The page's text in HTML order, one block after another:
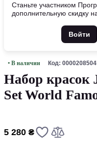
Станьте участником
дополнительную скидку
Войти
• В наличии Код: 0000208504
Набор красок
Set World
5 280 ₴